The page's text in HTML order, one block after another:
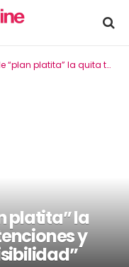
temporal de retenciones y advirtió: “No da previsibilidad”
platita” la
y